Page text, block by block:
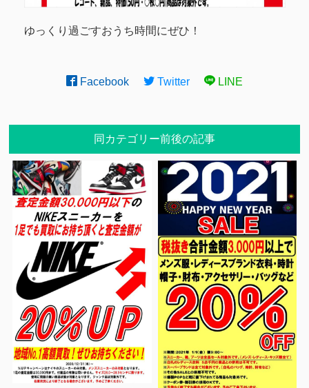
ゆっくり過ごすおうち時間にぜひ！
Facebook Twitter LINE
同カテゴリー前後の記事